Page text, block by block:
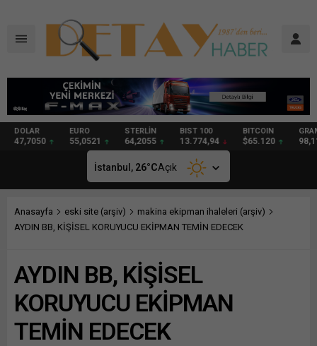
DOLAR
47,7050
EURO
55,0521
STERLİN
64,2055
BIST 100
13.774,94
BITCOIN
$65.120 98,11
İstanbul, 26°CAçık
Anasayfa eski site (arşiv)
makina ekipman ihaleleri (arşiv)
AYDIN BB, KİŞİSEL KORUYUCU EKİPMAN TEMİN EDECEK
AYDIN BB, KİŞİSEL
KORUYUCU EKİPMAN
TEMİN EDECEK